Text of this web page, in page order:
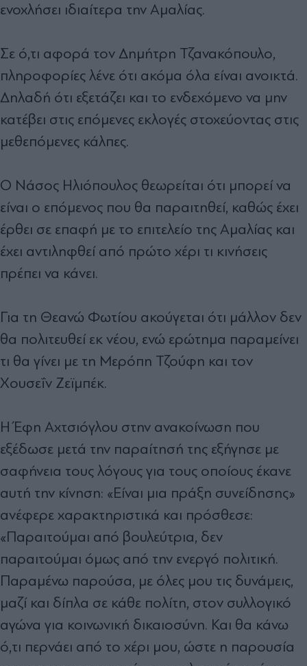
ενοχλήσει ιδιαίτερα την Αμαλίας.
Σε ό,τι αφορά τον Δημήτρη Τζανακόπουλο,
πληροφορίες λένε ότι ακόμα όλα είναι ανοικτά.
Δηλαδή ότι εξετάζει και το ενδεχόμενο να μην
κατέβει στις επόμενες εκλογές στοχεύοντας στις
μεθεπόμενες κάλπες.
Ο Νάσος Ηλιόπουλος θεωρείται ότι μπορεί να
είναι ο επόμενος που θα παραιτηθεί, καθώς έχει
έρθει σε επαφή με το επιτελείο της Αμαλίας και
έχει αντιληφθεί από πρώτο χέρι τι κινήσεις
πρέπει να κάνει.
Για τη Θεανώ Φωτίου ακούγεται ότι μάλλον δεν
θα πολιτευθεί εκ νέου, ενώ ερώτημα παραμείνει
τι θα γίνει με τη Μερόπη Τζούφη και τον
Χουσεΐν Ζεϊμπέκ.
Η Έφη Αχτσιόγλου στην ανακοίνωση που
εξέδωσε μετά την παραίτησή της εξήγησε με
σαφήνεια τους λόγους για τους οποίους έκανε
αυτή την κίνηση: «Είναι μια πράξη συνείδησης»
ανέφερε χαρακτηριστικά και πρόσθεσε:
«Παραιτούμαι από βουλεύτρια, δεν
παραιτούμαι όμως από την ενεργό πολιτική.
Παραμένω παρούσα, με όλες μου τις δυνάμεις,
μαζί και δίπλα σε κάθε πολίτη, στον συλλογικό
αγώνα για κοινωνική δικαιοσύνη. Και θα κάνω
ό,τι περνάει από το χέρι μου, ώστε η παρουσία